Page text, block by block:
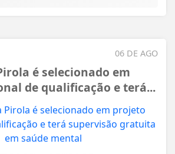
06 DE AGO
é selecionado em
de qualificação e terá...